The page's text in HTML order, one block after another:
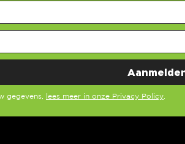
gegevens, lees meer in onze Privacy Policy